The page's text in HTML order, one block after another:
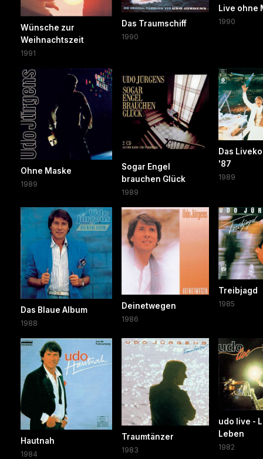
Wünsche zur
Weihnachtszeit
1991
Das Traumschiff
1990
Live ohne
1990
Ohne Maske
1989
Sogar Engel
brauchen Glück
1989
Das
'87
1989
Das Blaue Album
1988
Deinetwegen
1986
Treibjagd
1985
Hautnah
1984
Traumtänzer
1983
udo live -
Leben
1982